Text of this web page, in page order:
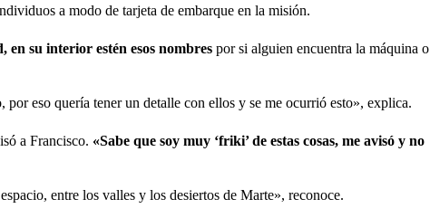
a modo de tarjeta de embarque en la misión.
su interior estén esos nombrespor si alguien encuentra la máquina o
eso quería tener un detalle con ellos y se me ocurrió esto», explica.
a Francisco. «Sabe que soy muy ‘friki’ de estas cosas, me avisó y no
entre los valles y los desiertos de Marte», reconoce.